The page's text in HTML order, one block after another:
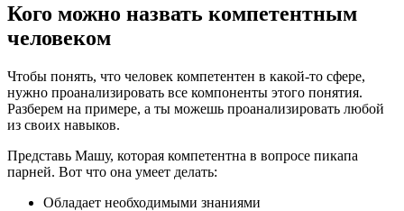
Кого можно назвать компетентным
человеком
Чтобы понять, что человек компетентен в какой-то сфере,
нужно проанализировать все компоненты этого понятия.
Разберем на примере, а ты можешь проанализировать любой
из своих навыков.
Представь Машу, которая компетентна в вопросе пикапа
парней. Вот что она умеет делать:
Обладает необходимыми знаниями